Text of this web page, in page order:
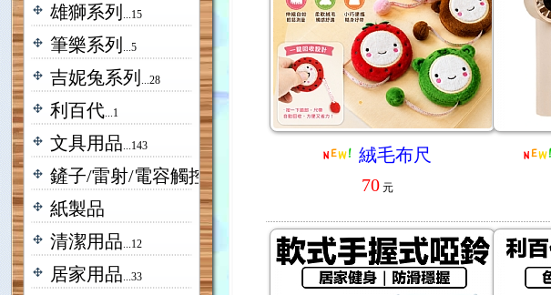
雄獅系列 ...15
筆樂系列 ...5
吉妮兔系列 ...28
利百代 ...1
文具用品 ...143
鏟子/雷射/電容觸控...18
紙製品
清潔用品
...12
居家用品 ...33
絨毛布尺
70元